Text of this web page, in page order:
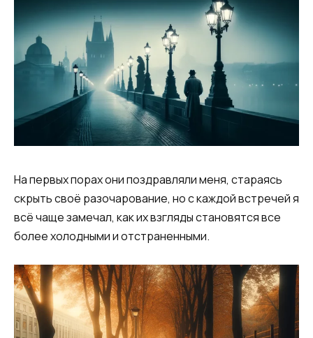
На первых порах они поздравляли меня, стараясь
скрыть своё разочарование, но с каждой встречей я
всё чаще замечал, как их взгляды становятся все
более холодными и отстраненными.